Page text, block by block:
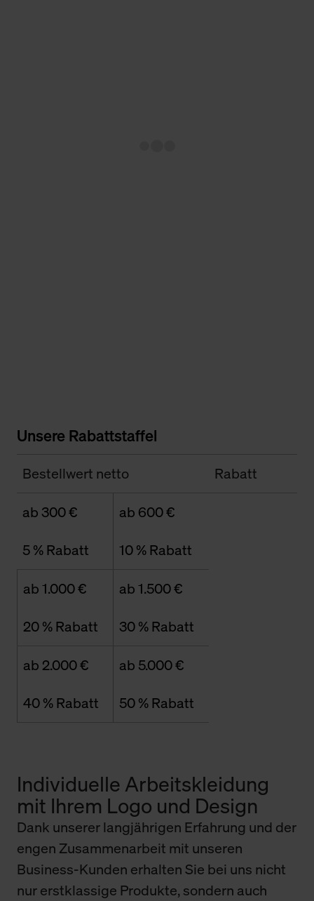
Unsere Rabattstaffel
Bestellwert netto Rabatt
ab 300 €
5 % Rabatt
ab 600 €
10 % Rabatt
ab 1.000 €
20 % Rabatt
ab 1.500 €
30 % Rabatt
ab 2.000 €
40 % Rabatt
ab 5.000 €
50 % Rabatt
Individuelle Arbeitskleidung
mit Ihrem Logo und Design
Dank unserer langjährigen Erfahrung und der
engen Zusammenarbeit mit unseren
Business-Kunden erhalten Sie bei uns nicht
nur erstklassige Produkte, sondern auch